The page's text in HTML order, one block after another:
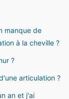
manque de
à la cheville ?
?
articulation ?
an et j'ai